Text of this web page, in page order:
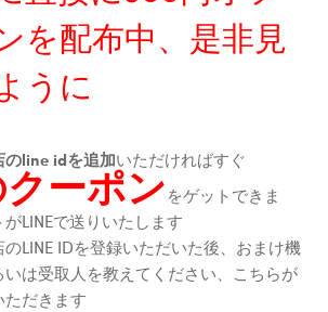
を配布中、是非見
うに
のline idを追加いただければすぐ
ーポンをゲットできま
LINEで送りいたします
LINE IDを登録いただいた後、おまけ機
は受取人を教えてください、こちらが
だきます